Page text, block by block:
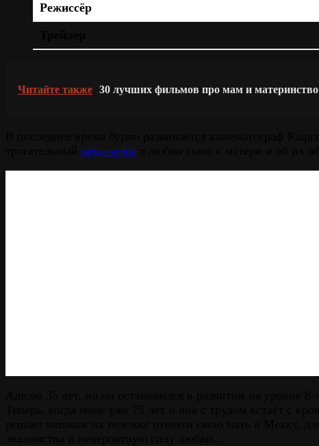
Режиссёр
Читайте также 30 лучших фильмов про мам и материнство
роуд-муви